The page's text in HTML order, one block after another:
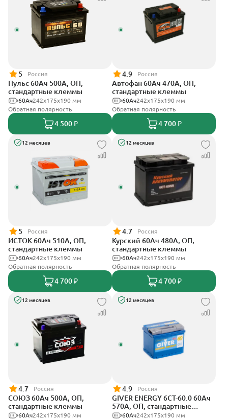
5 Россия
Пульс 60Ач 500А, ОП,
стандартные клеммы
242x175x190 мм
60Ач
Обратная полярность
4 500 ₽
4.9 Россия
Автофан 60Ач 470А, ОП,
стандартные клеммы
242х175х190 мм
60Ач
Обратная полярность
4 700 ₽
12 месяцев
5 Россия
ИСТОК 60Ач 510А, ОП,
стандартные клеммы
242x175x190 мм
60Ач
Обратная полярность
4 700 ₽
12 месяцев
4.7 Россия
Курский 60Ач 480А, ОП,
стандартные клеммы
242x175x190 мм
60Ач
Обратная полярность
4 700 ₽
12 месяцев
4.7 Россия
СОЮЗ 60Ач 500А, ОП,
стандартные клеммы
242x175x190 мм
60Ач
12 месяцев
4.9 Россия
GIVER ENERGY 6СТ-60.0 60Ач
570А, ОП, стандартные
клеммы242х175х190 мм
60Ач